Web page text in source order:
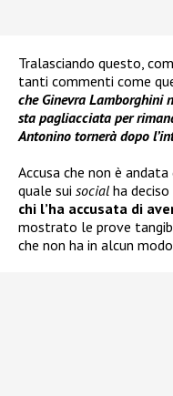
Tralasciando questo,
tanti commenti come
che Ginevra Lamborghini
sta pagliacciata per
Antonino tornerà dopo
Accusa che non è andata
quale sui social ha
chi l’ha accusata di
mostrato le prove
che non ha in alcun